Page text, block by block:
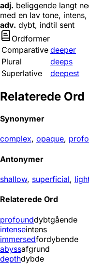
adj. beliggende langt
med en lav tone,
adv. dybt, indtil sent
Ordformer
Comparative deeper
Plural
deeps
Superlative
deepest
Relaterede Ord
Synonymer
complex, opaque,
Antonymer
shallow, superficial,
Relaterede Ord
profounddybtgående
intenseintens
immersedfordybende
abyssafgrund
depthdybde